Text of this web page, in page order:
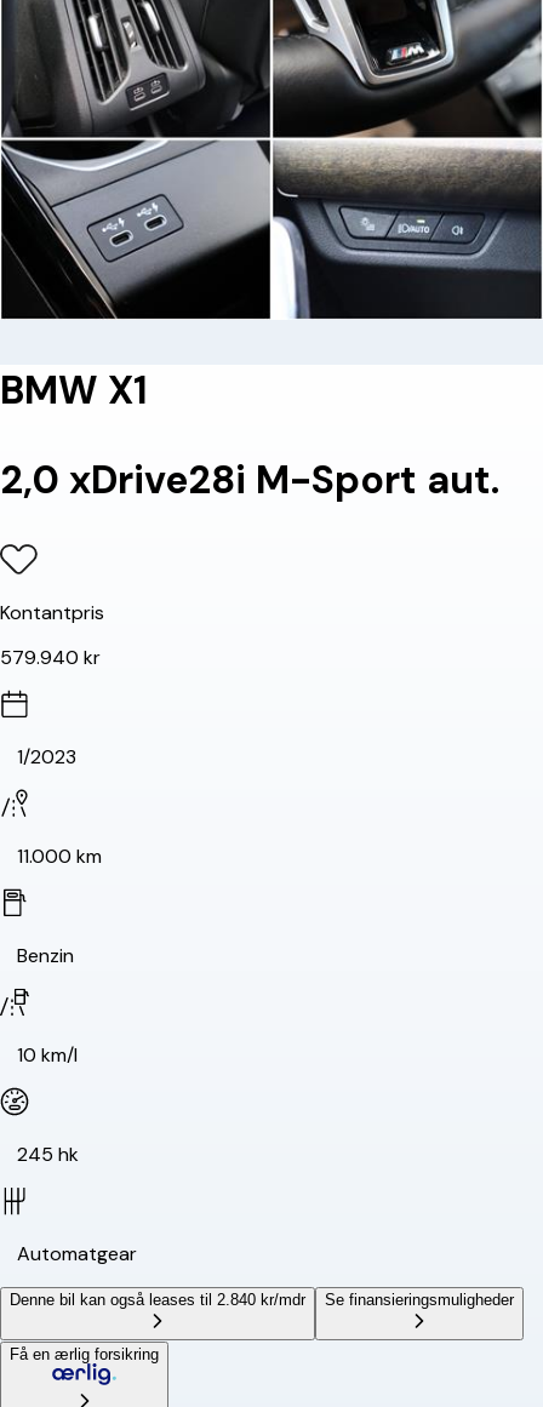
BMW X1
2,0 xDrive28i M-Sport aut.
Kontantpris
579.940 kr
1/2023
11.000 km
Benzin
10 km/l
245 hk
Automatgear
Denne bil kan også leases til 2.840 kr/mdr Se finansieringsmuligheder
Få en ærlig forsikring